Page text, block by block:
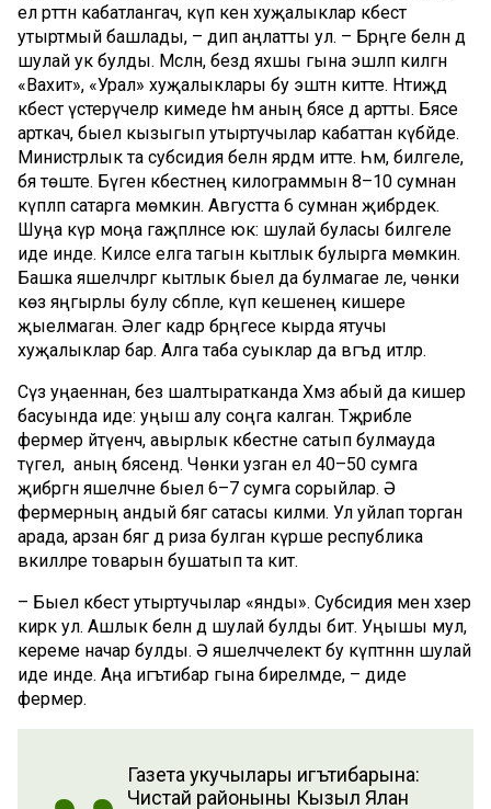
ел рәттән кабатлангач, күп кенә хуҗалыклар кәбестә
утыртмый башлады, – дип аңлатты ул. – Бәрәңге белән дә
шулай ук булды. Мәсәлән, бездә яхшы гына эшләп килгән
«Вахит», «Урал» хуҗалыклары бу эштән китте. Нәтиҗәдә
кәбестә үстерүчеләр кимеде һәм аның бәясе дә артты. Бәясе
арткач, быел кызыгып утыртучылар кабаттан күбәйде.
Министрлык та субсидия белән ярдәм итте. Һәм, билгеле,
бәя төште. Бүген кәбестәнең килограммын 8–10 сумнан
күпләп сатарга мөмкин. Августта 6 сумнан җибәрдек.
Шуңа күрә моңа гаҗәпләнәсе юк: шулай буласы билгеле
иде инде. Киләсе елга тагын кытлык булырга мөмкин.
Башка яшелчәләргә кытлык быел да булмагае әле, чөнки
көз яңгырлы булу сәбәпле, күп кешенең кишере
җыелмаган. Әлегә кадәр бәрәңгесе кырда ятучы
хуҗалыклар бар. Алга таба суыклар да вәгъдә итәләр.
Сүз уңаеннан, без шалтыратканда Хәмзә абый да кишер
басуында иде: уңыш алу соңга калган. Тәҗрибәле
фермер әйтүенчә, авырлык кәбестәне сатып булмауда
түгел, ә аның бәясендә. Чөнки узган ел 40–50 сумга
җибәргән яшелчәне быел 6–7 сумга сорыйлар. Ә
фермерның андый бәягә сатасы килми. Ул уйлап торган
арада, арзан бәягә дә риза булган күрше республика
вәкилләре товарын бушатып та китә.
– Быел кәбестә утыртучылар «янды». Субсидия менә хәзер
кирәк ул. Ашлык белән дә шулай булды бит. Уңышы мул,
кереме начар булды. Ә яшелчәчелектә бу күптәннән шулай
иде инде. Аңа игътибар гына бирелмәде, – диде
фермер.
Газета укучылары игътибарына:
Чистай районының Кызыл Ялан